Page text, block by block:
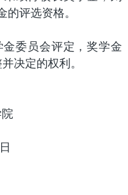
的评选资格。
委员会评定，奖学金
决定的权利。
日